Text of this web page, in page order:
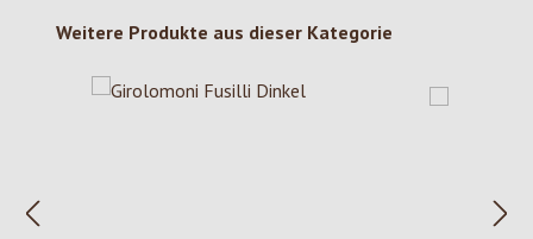
Produktgalerie überspringen
Weitere Produkte aus dieser Kategorie